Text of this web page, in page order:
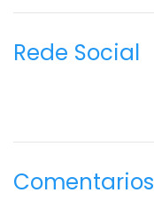
Rede Social
Comentarios